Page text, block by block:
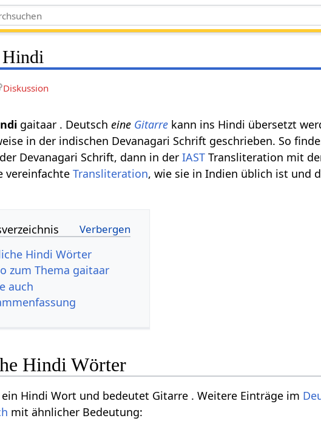
Diskussion
gaitaar . Deutscheine Gitarre kann ins Hindi übersetzt
in der indischen Devanagari Schrift geschrieben. So
Devanagari Schrift, dann in derIAST Transliteration mit
vereinfachteTransliteration, wie sie in Indien üblich ist und
Hindi Wörter
zum Thema gaitaar
auch
Hindi Wörter
Hindi Wort und bedeutet Gitarre . Weitere Einträge im
mit ähnlicher Bedeutung: